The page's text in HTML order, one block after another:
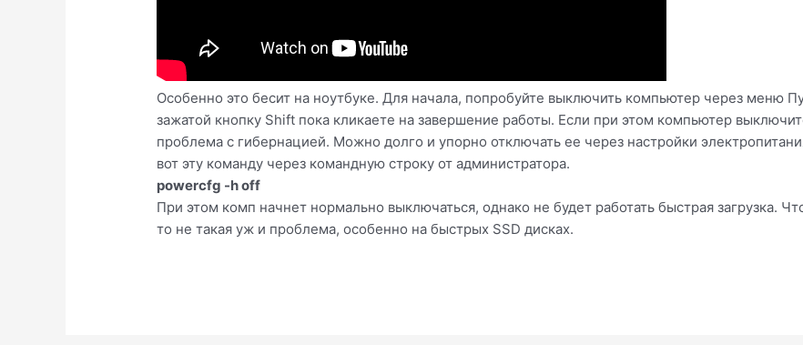
Особенно это бесит на ноутбуке. Для начала, попробуйте выключить компьютер через меню
зажатой кнопку Shift пока кликаете на завершение работы. Если при этом компьютер
проблема с гибернацией. Можно долго и упорно отключать ее через настройки
вот эту команду через командную строку от администратора.
powercfg -h off
При этом комп начнет нормально выключаться, однако не будет работать быстрая загрузка.
то не такая уж и проблема, особенно на быстрых SSD дисках.